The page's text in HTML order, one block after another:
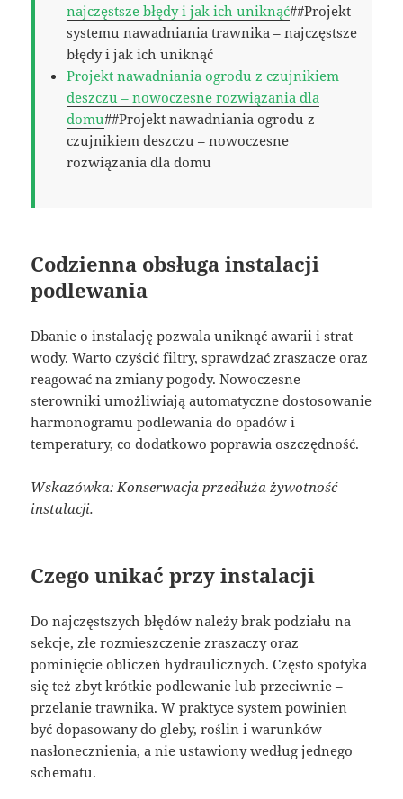
najczęstsze błędy i jak ich uniknąć##Projekt
systemu nawadniania trawnika – najczęstsze
błędy i jak ich uniknąć
Projekt nawadniania ogrodu z czujnikiem
deszczu – nowoczesne rozwiązania dla
domu##Projekt nawadniania ogrodu z
czujnikiem deszczu – nowoczesne
rozwiązania dla domu
Codzienna obsługa instalacji
podlewania
Dbanie o instalację pozwala uniknąć awarii i strat
wody. Warto czyścić filtry, sprawdzać zraszacze oraz
reagować na zmiany pogody. Nowoczesne
sterowniki umożliwiają automatyczne dostosowanie
harmonogramu podlewania do opadów i
temperatury, co dodatkowo poprawia oszczędność.
Wskazówka: Konserwacja przedłuża żywotność
instalacji.
Czego unikać przy instalacji
Do najczęstszych błędów należy brak podziału na
sekcje, złe rozmieszczenie zraszaczy oraz
pominięcie obliczeń hydraulicznych. Często spotyka
się też zbyt krótkie podlewanie lub przeciwnie –
przelanie trawnika. W praktyce system powinien
być dopasowany do gleby, roślin i warunków
nasłonecznienia, a nie ustawiony według jednego
schematu.